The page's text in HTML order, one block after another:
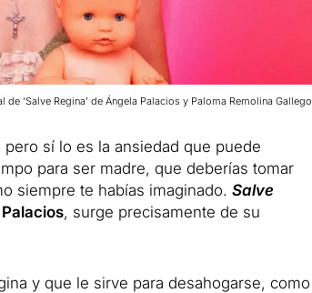
de ‘Salve Regina’ de Ángela Palacios y Paloma Remolina Gallego
sí lo es la ansiedad que puede
para ser madre, que deberías tomar
siempre te habías imaginado. Salve
, surge precisamente de su
y que le sirve para desahogarse, como